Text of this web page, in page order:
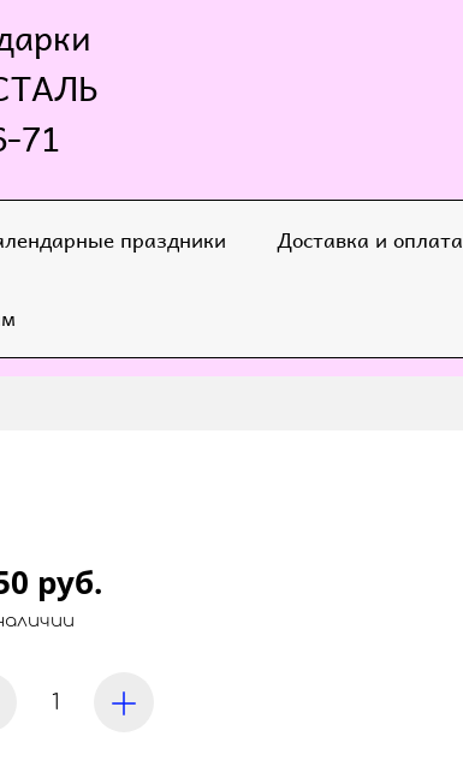
71
праздники Доставка и оплата
руб.